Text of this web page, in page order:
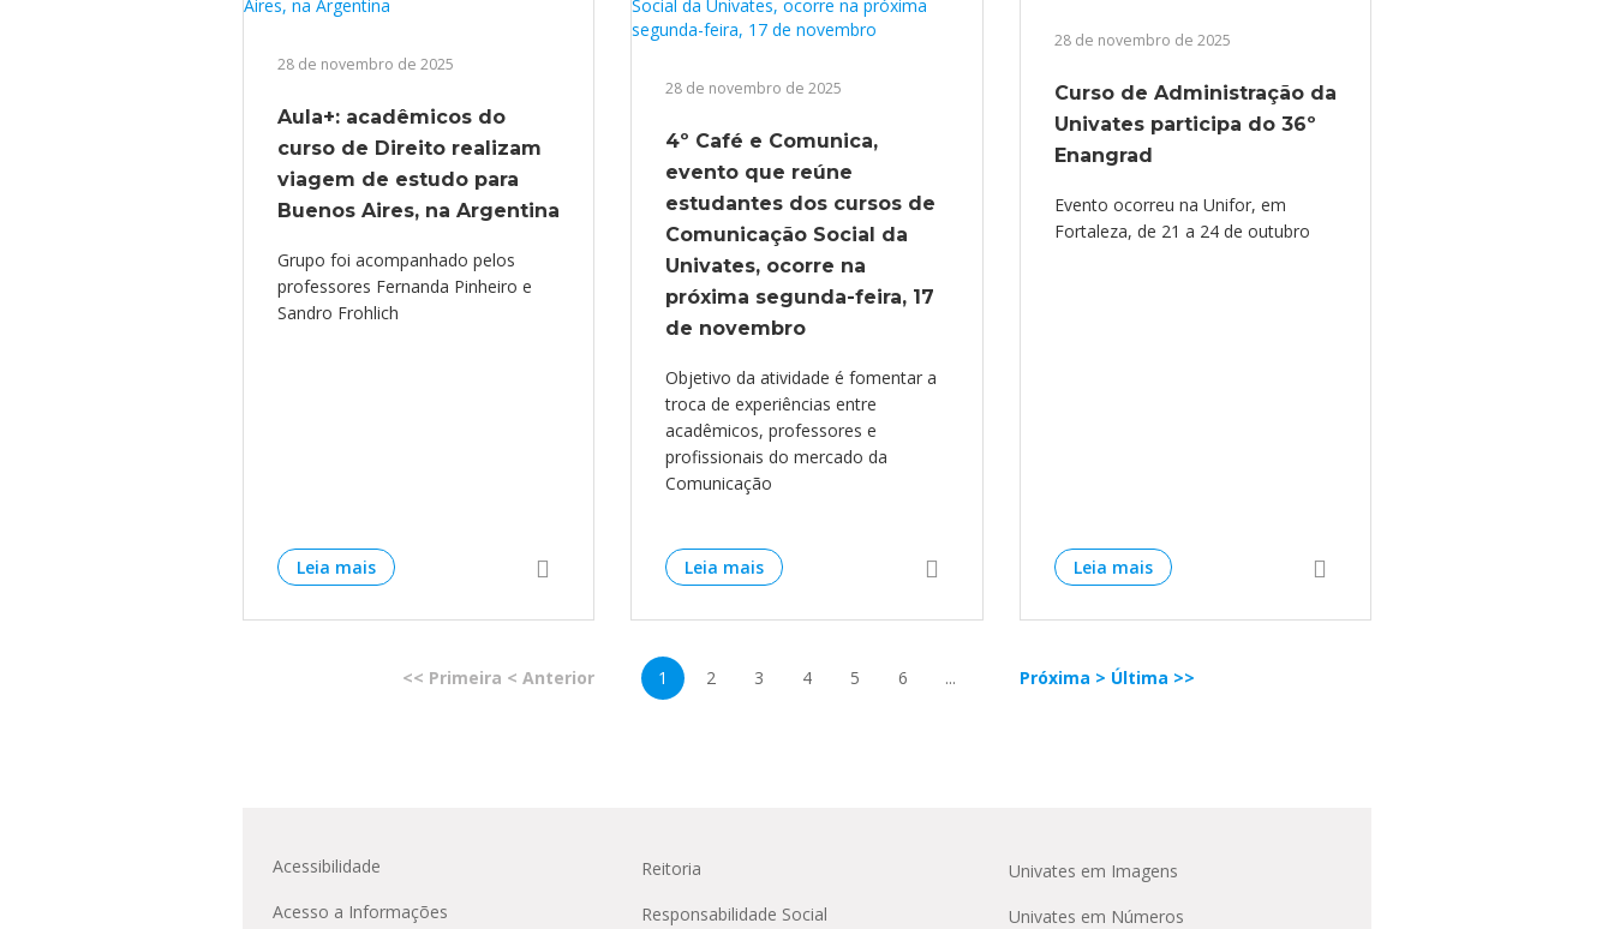
28 de novembro de 2025
Aula+: acadêmicos do
curso de Direito realizam
viagem de estudo para
Buenos Aires, na Argentina
Grupo foi acompanhado pelos
professores Fernanda Pinheiro e
Sandro Frohlich
Leia mais
28 de novembro de 2025
4º Café e Comunica,
evento que reúne
estudantes dos cursos de
Comunicação Social da
Univates, ocorre na
próxima segunda-feira, 17
de novembro
Objetivo da atividade é fomentar a
troca de experiências entre
acadêmicos, professores e
profissionais do mercado da
Comunicação
Leia mais
28 de novembro de 2025
Curso de Administração da
Univates participa do 36º
Enangrad
Evento ocorreu na Unifor, em
Fortaleza, de 21 a 24 de outubro
Leia mais
<< Primeira < Anterior 1 2 3 4 5 6 ... Próxima > Última >>
Acessibilidade
Acesso a Informações
Reitoria
Responsabilidade Social
Univates em Imagens
Univates em Números